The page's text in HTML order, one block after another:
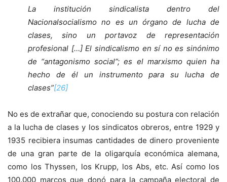
La institución sindicalista dentro del
Nacionalsocialismo no es un órgano de lucha de
clases, sino un portavoz de representación
profesional […] El sindicalismo en sí no es sinónimo
de “antagonismo social”; es el marxismo quien ha
hecho de él un instrumento para su lucha de
clases”[26]
No es de extrañar que, conociendo su postura con relación
a la lucha de clases y los sindicatos obreros, entre 1929 y
1935 recibiera insumas cantidades de dinero proveniente
de una gran parte de la oligarquía económica alemana,
como los Thyssen, los Krupp, los Abs, etc. Así como los
100.000 marcos que donó para la campaña electoral de